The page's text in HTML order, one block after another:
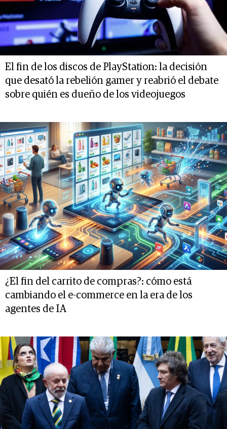
El fin de los discos de PlayStation: la decisión
que desató la rebelión gamer y reabrió el debate
sobre quién es dueño de los videojuegos
¿El fin del carrito de compras?: cómo está
cambiando el e-commerce en la era de los
agentes de IA